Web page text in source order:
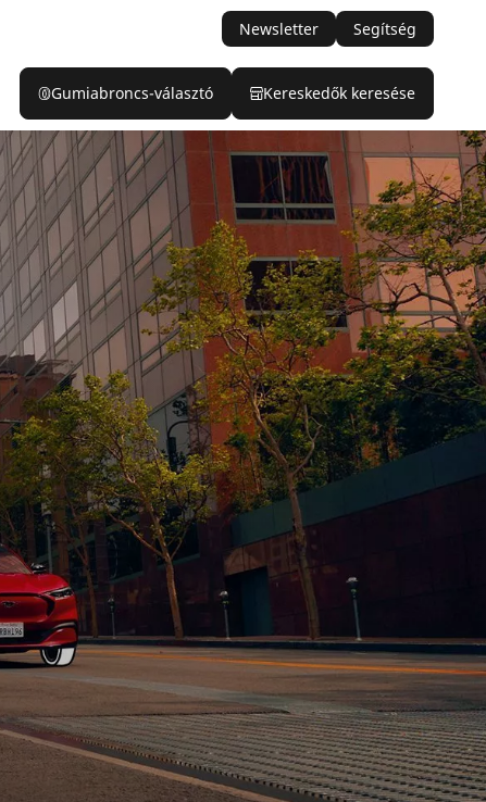
Newsletter Segítség
Gumiabroncs-választó Kereskedők keresése